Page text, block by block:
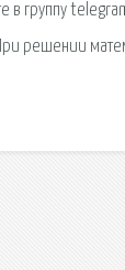
в группу
решении